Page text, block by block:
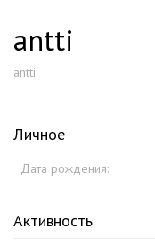
antti
antti
Личное
Дата рождения:
Активность